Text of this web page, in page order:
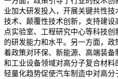
业加大研发投入，开展关键共性
技术、颠覆性技术创新，支持建
点实验室、工程研究中心等科技
的研发能力和水平。另一方面，
着政策对环保、新能源、高端装
和工业设备领域对高分子复合材
轻量化趋势促使汽车制造中对高分